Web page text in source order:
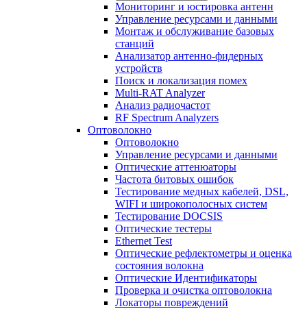
Мониторинг и юстировка антенн
Управление ресурсами и данными
Монтаж и обслуживание базовых
станций
Анализатор антенно-фидерных
устройств
Поиск и локализация помех
Multi-RAT Analyzer
Анализ радиочастот
RF Spectrum Analyzers
Оптоволокно
Оптоволокно
Управление ресурсами и данными
Оптические aттенюаторы
Частота битовых ошибок
Тестирование медных кабелей, DSL,
WIFI и широкополосных систем
Тестирование DOCSIS
Оптические тестеры
Ethernet Test
Оптические рефлектометры и оценка
состояния волокна
Оптические Идентификаторы
Проверка и очистка оптоволокна
Локаторы повреждений